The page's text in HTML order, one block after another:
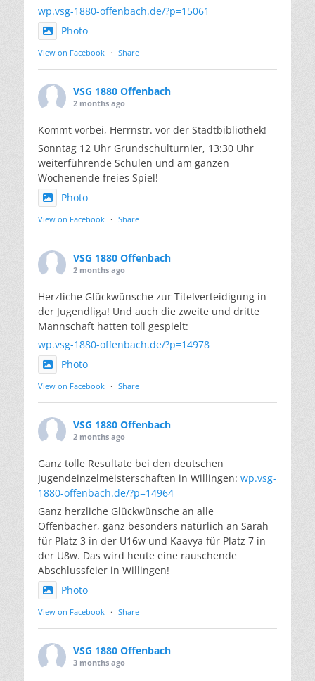
wp.vsg-1880-offenbach.de/?p=15061
Photo
View on Facebook · Share
VSG 1880 Offenbach
2 months ago
Kommt vorbei, Herrnstr. vor der Stadtbibliothek!
Sonntag 12 Uhr Grundschulturnier, 13:30 Uhr
weiterführende Schulen und am ganzen
Wochenende freies Spiel!
Photo
View on Facebook · Share
VSG 1880 Offenbach
2 months ago
Herzliche Glückwünsche zur Titelverteidigung in
der Jugendliga! Und auch die zweite und dritte
Mannschaft hatten toll gespielt:
wp.vsg-1880-offenbach.de/?p=14978
Photo
View on Facebook · Share
VSG 1880 Offenbach
2 months ago
Ganz tolle Resultate bei den deutschen
Jugendeinzelmeisterschaften in Willingen: wp.vsg-
1880-offenbach.de/?p=14964
Ganz herzliche Glückwünsche an alle
Offenbacher, ganz besonders natürlich an Sarah
für Platz 3 in der U16w und Kaavya für Platz 7 in
der U8w. Das wird heute eine rauschende
Abschlussfeier in Willingen!
Photo
View on Facebook · Share
VSG 1880 Offenbach
3 months ago